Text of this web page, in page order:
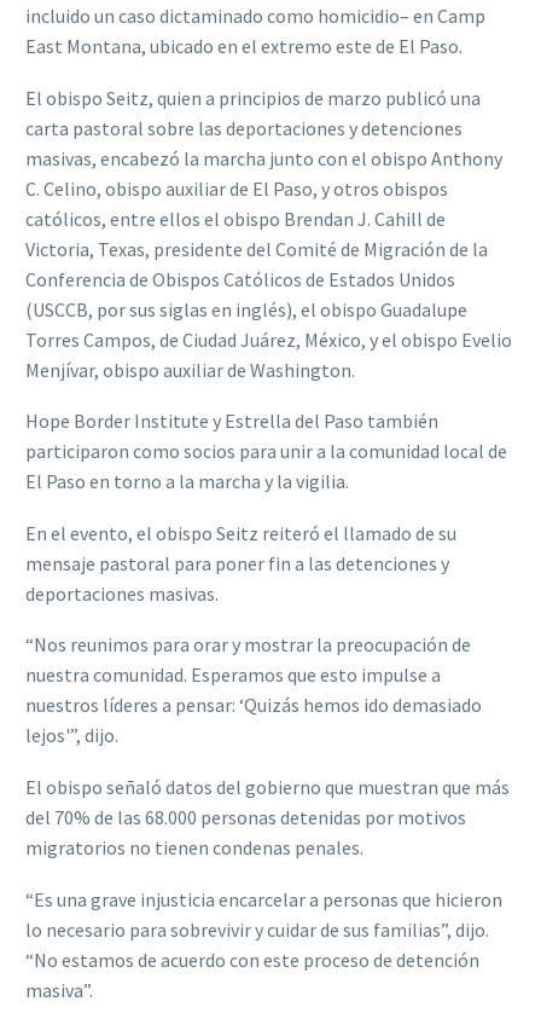
incluido un caso dictaminado como homicidio– en Camp
East Montana, ubicado en el extremo este de El Paso.
El obispo Seitz, quien a principios de marzo publicó una
carta pastoral sobre las deportaciones y detenciones
masivas, encabezó la marcha junto con el obispo Anthony
C. Celino, obispo auxiliar de El Paso, y otros obispos
católicos, entre ellos el obispo Brendan J. Cahill de
Victoria, Texas, presidente del Comité de Migración de la
Conferencia de Obispos Católicos de Estados Unidos
(USCCB, por sus siglas en inglés), el obispo Guadalupe
Torres Campos, de Ciudad Juárez, México, y el obispo Evelio
Menjívar, obispo auxiliar de Washington.
Hope Border Institute y Estrella del Paso también
participaron como socios para unir a la comunidad local de
El Paso en torno a la marcha y la vigilia.
En el evento, el obispo Seitz reiteró el llamado de su
mensaje pastoral para poner fin a las detenciones y
deportaciones masivas.
“Nos reunimos para orar y mostrar la preocupación de
nuestra comunidad. Esperamos que esto impulse a
nuestros líderes a pensar: ‘Quizás hemos ido demasiado
lejos'”, dijo.
El obispo señaló datos del gobierno que muestran que más
del 70% de las 68.000 personas detenidas por motivos
migratorios no tienen condenas penales.
“Es una grave injusticia encarcelar a personas que hicieron
lo necesario para sobrevivir y cuidar de sus familias”, dijo.
“No estamos de acuerdo con este proceso de detención
masiva”.